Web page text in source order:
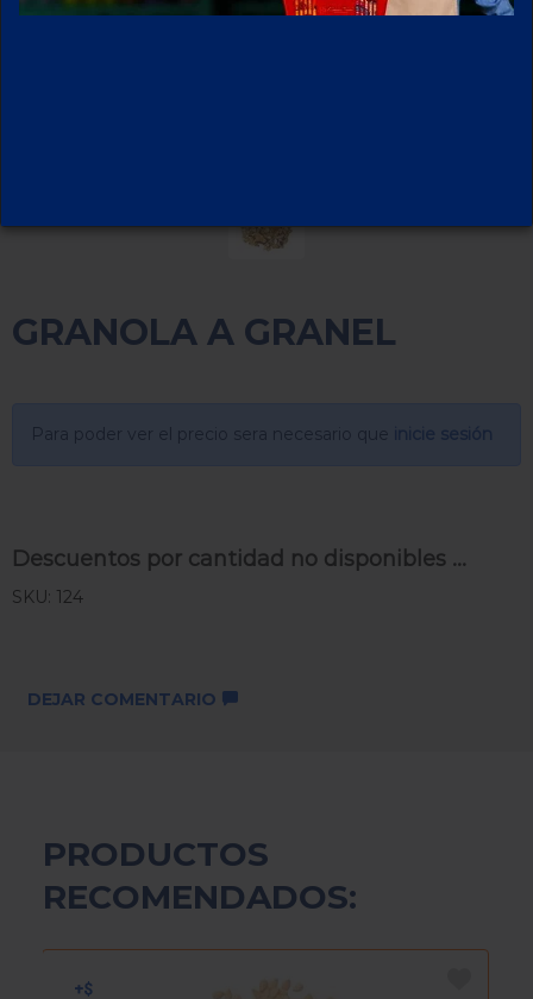
GRANOLA A GRANEL
Para poder ver el precio sera necesario que
Descuentos por cantidad no disponibles ...
SKU: 124
DEJAR COMENTARIO
PRODUCTOS
RECOMENDADOS: